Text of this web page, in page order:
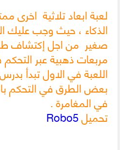
لعبة ابعاد تلاثية اخرى
الذكاء ، حيث وجب عليك
صغير من اجل إكتشاف
مربعات ذهبية عبر
اللعبة في الاول تبدأ
بعض الطرق في التحكم
في المغامرة .
تحميلRobo5